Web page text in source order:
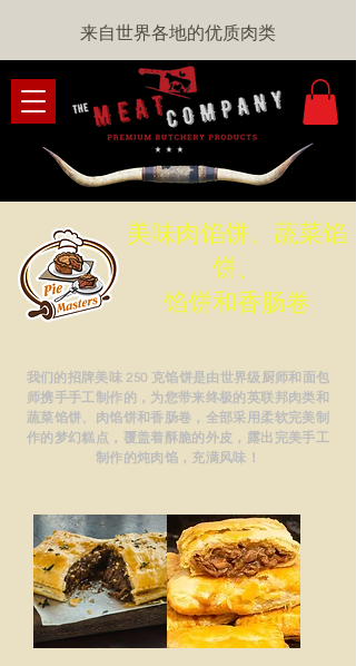
来自世界各地的优质肉类
美味肉馅饼、蔬菜馅
饼、
馅饼和香肠卷
我们的招牌美味 250 克馅饼是由世界级厨师和面包
师携手手工制作的，为您带来终极的英联邦肉类和
蔬菜馅饼、肉馅饼和香肠卷，全部采用柔软完美制
作的梦幻糕点，覆盖着酥脆的外皮，露出完美手工
制作的炖肉馅，充满风味！